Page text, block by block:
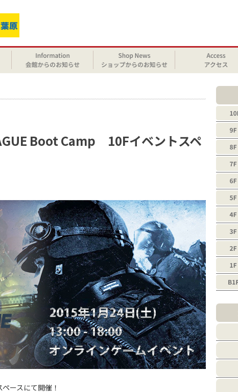
Boot Camp 10Fイベントスペ
ースにて開催！